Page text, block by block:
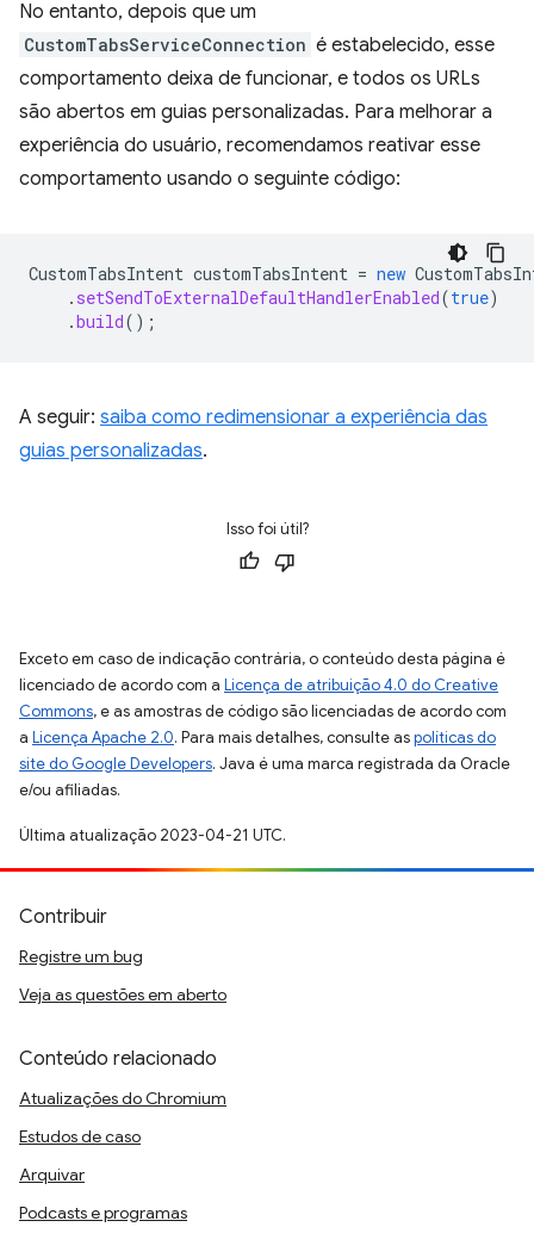
No entanto, depois que um
CustomTabsServiceConnection é estabelecido, esse
comportamento deixa de funcionar, e todos os URLs
são abertos em guias personalizadas. Para melhorar a
experiência do usuário, recomendamos reativar esse
comportamento usando o seguinte código:
CustomTabsIntent customTabsIntent = new
. setSendToExternalDefaultHandlerEnabled(true)
.build();
A seguir: saiba como redimensionar a experiência das
guias personalizadas.
Isso foi útil?
Exceto em caso de indicação contrária, o conteúdo desta página é
licenciado de acordo com a Licença de atribuição 4.0 do Creative
Commons, e as amostras de código são licenciadas de acordo com
a Licença Apache 2.0. Para mais detalhes, consulte aspolíticas do
site do Google Developers. Java é uma marca registrada da Oracle
e/ou afiliadas.
Última atualização 2023-04-21 UTC.
Contribuir
Registre um bug
Veja as questões em aberto
Conteúdo relacionado
Atualizações do Chromium
Estudos de caso
Arquivar
Podcasts e programas